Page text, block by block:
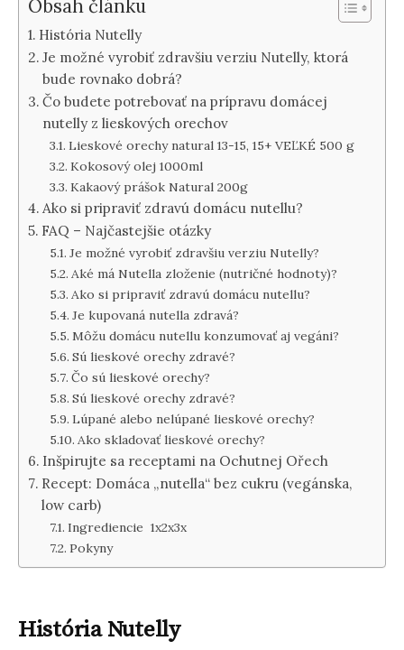
Obsah článku
História Nutelly
Je možné vyrobiť zdravšiu verziu Nutelly, ktorá
bude rovnako dobrá?
Čo budete potrebovať na prípravu domácej
nutelly z lieskových orechov
Lieskové orechy natural 13-15, 15+ VEĽKÉ 500 g
Kokosový olej 1000ml
Kakaový prášok Natural 200g
Ako si pripraviť zdravú domácu nutellu?
FAQ – Najčastejšie otázky
Je možné vyrobiť zdravšiu verziu Nutelly?
Aké má Nutella zloženie (nutričné hodnoty)?
Ako si pripraviť zdravú domácu nutellu?
Je kupovaná nutella zdravá?
Môžu domácu nutellu konzumovať aj vegáni?
Sú lieskové orechy zdravé?
Čo sú lieskové orechy?
Sú lieskové orechy zdravé?
Lúpané alebo nelúpané lieskové orechy?
Ako skladovať lieskové orechy?
Inšpirujte sa receptami na Ochutnej Ořech
Recept: Domáca „nutella“ bez cukru (vegánska,
low carb)
Ingrediencie 1x2x3x
Pokyny
História Nutelly